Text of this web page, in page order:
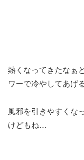
熱くなってきたなぁ
ワーで冷やしてあげ
風邪を引きやすくな
けどもね…